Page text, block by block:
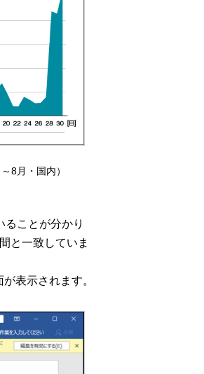
8月・国内）
ことが分かり
と一致していま
表示されます。